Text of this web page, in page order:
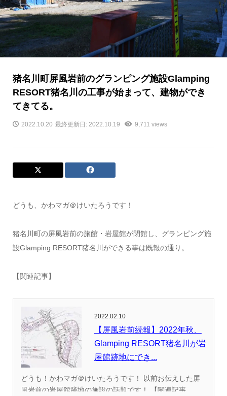
猪名川町屏風岩前のグランピング施設Glamping
RESORT猪名川の工事が始まって、建物ができ
てきてる。
2022.10.20 最終更新日: 2022.10.19 9,711 views
どうも、かわマガ＠けいたろうです！
猪名川町の屏風岩前の旅館・岩屋館が閉館し、グランピング施
設Glamping RESORT猪名川ができる事は既報の通り。
【関連記事】
2022.02.10
【屏風岩前続報】2022年秋、
Glamping RESORT猪名川が岩
屋館跡地にでき...
どうも！かわマガ＠けいたろうです！ 以前お伝えした屏
風岩前の岩屋館跡地の施設の話題です！ 【関連記事...